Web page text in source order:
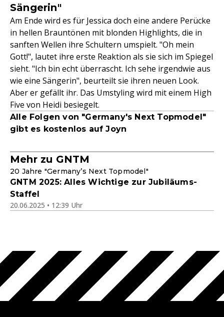
Sängerin"
Am Ende wird es für Jessica doch eine andere Perücke
in hellen Brauntönen mit blonden Highlights, die in
sanften Wellen ihre Schultern umspielt. "Oh mein
Gott!", lautet ihre erste Reaktion als sie sich im Spiegel
sieht. "Ich bin echt überrascht. Ich sehe irgendwie aus
wie eine Sängerin", beurteilt sie ihren neuen Look.
Aber er gefällt ihr. Das Umstyling wird mit einem High
Five von Heidi besiegelt.
Alle Folgen von "Germany's Next Topmodel"
gibt es kostenlos auf Joyn
Mehr zu GNTM
20 Jahre "Germany’s Next Topmodel"
GNTM 2025: Alles Wichtige zur Jubiläums-
Staffel
20.06.2025 • 12:39 Uhr